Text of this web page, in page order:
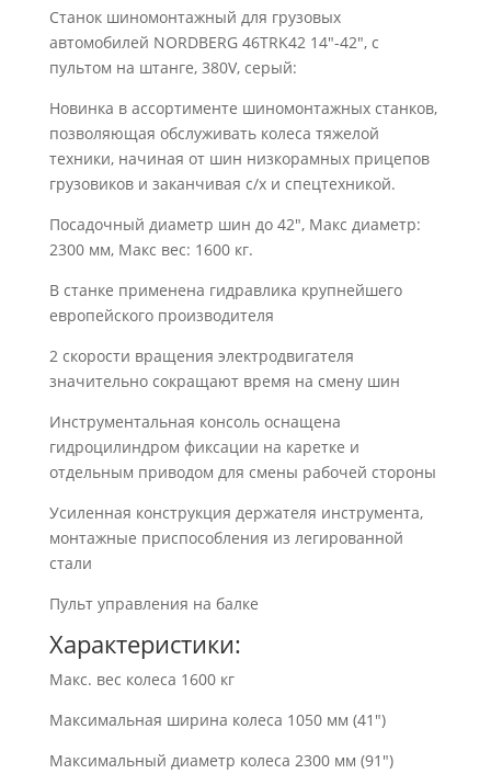
Станок шиномонтажный для грузовых
автомобилей NORDBERG 46TRK42 14″-42″, с
пультом на штанге, 380V, серый:
Новинка в ассортименте шиномонтажных станков,
позволяющая обслуживать колеса тяжелой
техники, начиная от шин низкорамных прицепов
грузовиков и заканчивая с/х и спецтехникой.
Посадочный диаметр шин до 42″, Макс диаметр:
2300 мм, Макс вес: 1600 кг.
В станке применена гидравлика крупнейшего
европейского производителя
2 скорости вращения электродвигателя
значительно сокращают время на смену шин
Инструментальная консоль оснащена
гидроцилиндром фиксации на каретке и
отдельным приводом для смены рабочей стороны
Усиленная конструкция держателя инструмента,
монтажные приспособления из легированной
стали​​​​​​​
Пульт управления на балке
Характеристики:
Макс. вес колеса 1600 кг
Максимальная ширина колеса 1050 мм (41″)
Максимальный диаметр колеса 2300 мм (91″)